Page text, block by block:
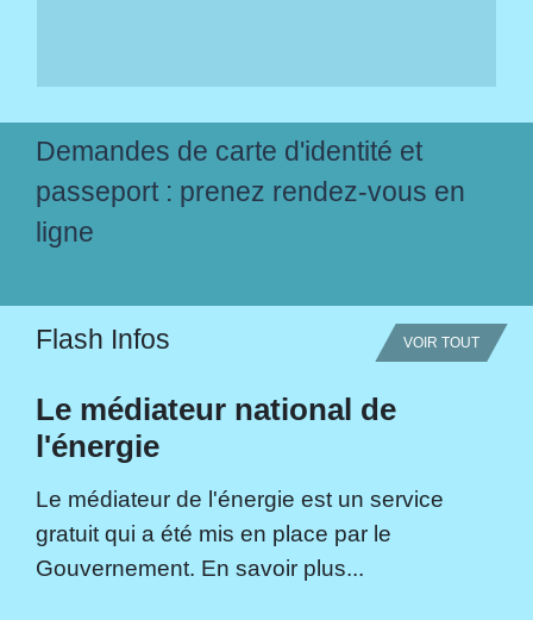
Demandes de carte d'identité et
passeport : prenez rendez-vous en
ligne
Flash Infos VOIR TOUT
Le médiateur national de
l'énergie
Le médiateur de l'énergie est un service
gratuit qui a été mis en place par le
Gouvernement. En savoir plus...